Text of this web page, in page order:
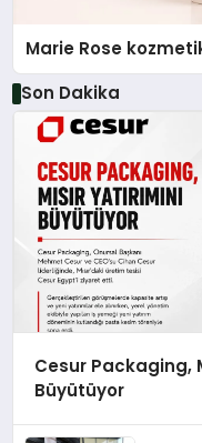
Marie Rose
Son Dakika
Cesur Packaging,
Büyütüyor